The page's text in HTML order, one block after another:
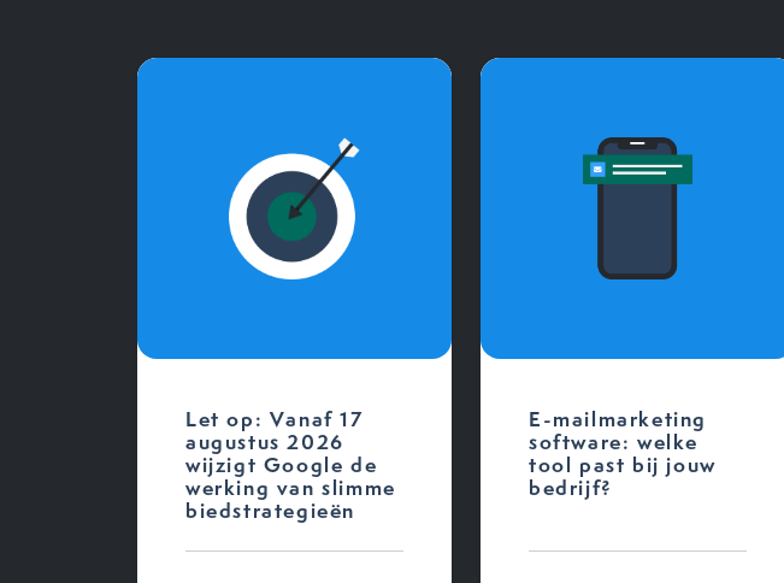
Let op: Vanaf 17
augustus 2026
wijzigt Google de
werking van slimme
biedstrategieën
E-mailmarketing
software: welke
tool past bij jouw
bedrijf?